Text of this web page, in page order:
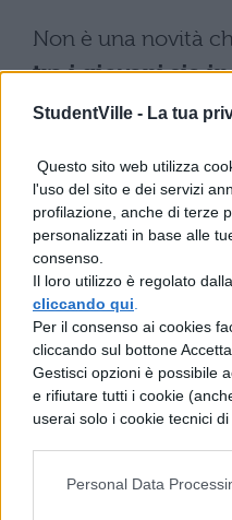
StudentVille - La tua
Questo sito web utilizza
l'uso del sito e dei servizi
profilazione, anche di terze
personalizzati in base alle
consenso.
Il loro utilizzo è regolato
cliccando qui
Per il consenso ai cookies
cliccando sul bottone
Gestisci opzioni è possibile
e rifiutare tutti i cookie
userai solo i cookie tecnici di
Personal Data
Non è una novità
tra i giovani sia
noto dal sito della
non sono mai state
numeri sono
quasi6.000 le
nel 2021
Italia. Queste sono
persone attratte
che da soggetti
suicidio di un